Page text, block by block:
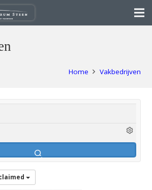
Home Vakbedrijven